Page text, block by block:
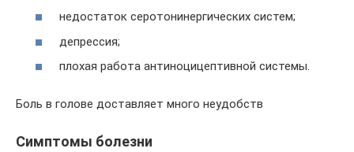
недостаток серотонинергических систем;
депрессия;
плохая работа антиноцицептивной системы.
Боль в голове доставляет много неудобств
Симптомы болезни